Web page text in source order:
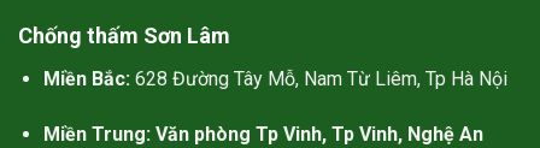
奧利司他的排油減肥效果更被
。可以認為羅氏鮮比 減肥藥 比
麗更好。更重要的是，本人對
Chống thấm Sơn Lâm
Miền Bắc: 628 Đường Tây Mỗ, Nam Từ Liêm, Tp Hà Nội
Miền Trung: Văn phòng Tp Vinh, Tp Vinh, Nghệ An